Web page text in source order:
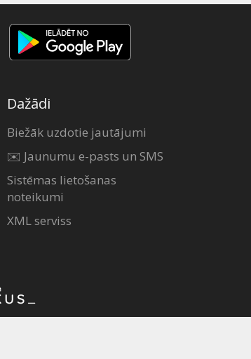
Dažādi
Biežāk uzdotie jautājumi
✉️ Jaunumu e-pasts un SMS
Sistēmas lietošanas
noteikumi
XML serviss